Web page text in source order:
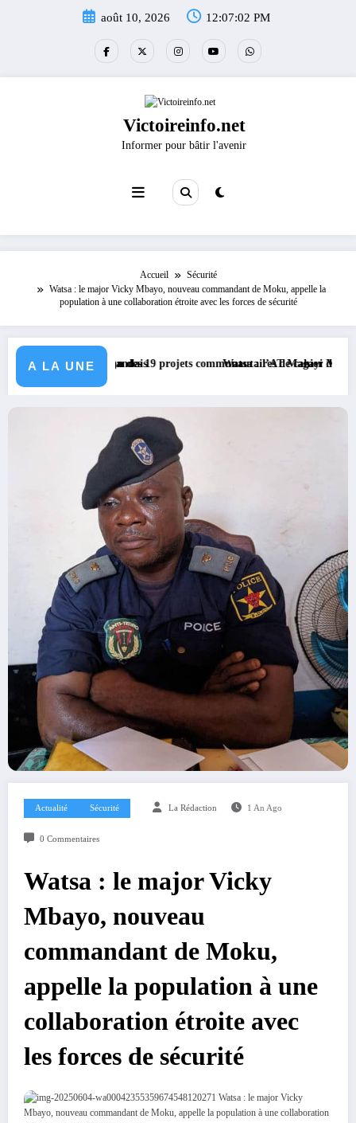
août 10, 2026 12:07:02 PM
Victoireinfo.net
Informer pour bâtir l'avenir
Accueil
Sécurité
Watsa : le major Vicky Mbayo, nouveau commandant de Moku, appelle la
population à une collaboration étroite avec les forces de sécurité
A LA UNE
ougandais
bilan des 19 projets communautaires de cahier de charge signé avec
Watsa : l’AT Magayi Missa Dieudonné
Actualité Sécurité La Rédaction 1 An Ago
0 Commentaires
Watsa : le major Vicky
Mbayo, nouveau
commandant de Moku,
appelle la population à une
collaboration étroite avec
les forces de sécurité